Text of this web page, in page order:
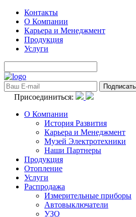
Контакты
О Компании
Карьера и Менеджмент
Продукция
Услуги
Присоединиться:
О Компании
История Развития
Карьера и Менеджмент
Музей Электротехники
Наши Партнеры
Продукция
Отопление
Услуги
Распродажа
Измерительные приборы
Автовыключатели
УЗО